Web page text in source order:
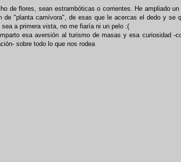
de flores, sean estrambóticas o corrientes. He ampliado un
de "planta carnívora", de esas que le acercas el dedo y se
a primera vista, no me fiaría ni un pelo :(
esa aversión al turismo de masas y esa curiosidad -
sobre todo lo que nos rodea